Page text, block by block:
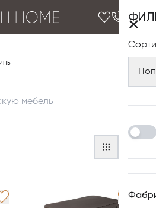
×